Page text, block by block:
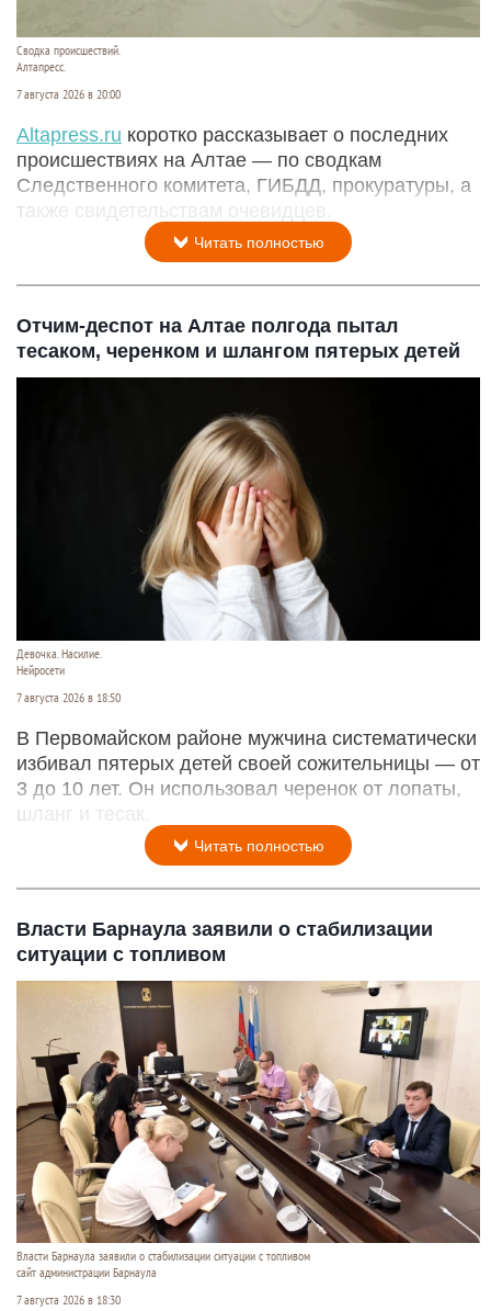
Сводка происшествий.
Алтапресс.
7 августа 2026 в 20:00
Аltapress.ru коротко рассказывает о последних
происшествиях на Алтае — по сводкам
Следственного комитета, ГИБДД, прокуратуры, а
также свидетельствам очевидцев.
Читать полностью
Отчим-деспот на Алтае полгода пытал
тесаком, черенком и шлангом пятерых детей
Девочка. Насилие.
Нейросети
7 августа 2026 в 18:50
В Первомайском районе мужчина систематически
избивал пятерых детей своей сожительницы — от
3 до 10 лет. Он использовал черенок от лопаты,
шланг и тесак.
Читать полностью
Власти Барнаула заявили о стабилизации
ситуации с топливом
Власти Барнаула заявили о стабилизации ситуации с топливом
сайт администрации Барнаула
7 августа 2026 в 18:30